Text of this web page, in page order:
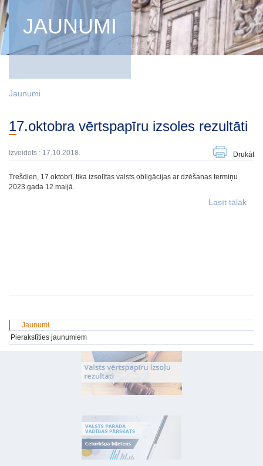
JAUNUMI
Jaunumi
17.oktobra vērtspapīru izsoles rezultāti
Izveidots : 17.10.2018. Drukāt
Trešdien, 17.oktobrī, tika izsolītas valsts obligācijas ar dzēšanas termiņu
2023.gada 12.maijā.
Lasīt tālāk
Jaunumi
Pierakstīties jaunumiem